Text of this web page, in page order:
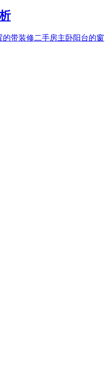
带装修二手房主卧阳台的窗